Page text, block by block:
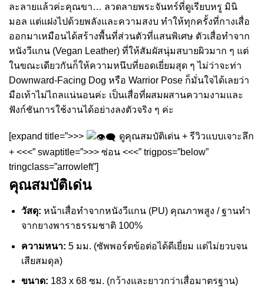
ละลายแล้วค่ะคุณขา… ลวดลายพระจันทร์ที่ดูเรียบหรู มินิ
มอล แต่แฝงไปด้วยพลังและความสงบ ทำให้ทุกครั้งที่กางเสื่อ
ออกมาเหมือนได้สร้างพื้นที่ส่วนตัวที่แสนพิเศษ ตัวเสื่อทำจาก
หนังวีแกน (Vegan Leather) ที่ให้สัมผัสนุ่มสบายผิวมาก ๆ แต่
ในขณะเดียวกันก็ให้ความหนึบที่ยอดเยี่ยมสุด ๆ ไม่ว่าจะท่า
Downward-Facing Dog หรือ Warrior Pose ก็มั่นใจได้เลยว่า
มือเท้าไม่ไถลแน่นอนค่ะ เป็นเสื่อที่ผสมผสานความงามและ
ฟังก์ชันการใช้งานได้อย่างลงตัวจริง ๆ ค่ะ
[expand title=”>>>
ดูคุณสมบัติเด่น + รีวิวแบบเจาะลึก
+ <<<” swaptitle=”>>> ซ่อน <<<” trigpos=”below”
tringclass=”arrowleft”]
คุณสมบัติเด่น
วัสดุ: หน้าเสื่อทำจากหนังวีแกน (PU) คุณภาพสูง / ฐานทำ
จากยางพาราธรรมชาติ 100%
ความหนา: 5 มม. (ซัพพอร์ตข้อต่อได้ดีเยี่ยม แต่ไม่ยวบจน
เสียสมดุล)
ขนาด: 183 x 68 ซม. (กว้างและยาวกว่าเสื่อมาตรฐาน)